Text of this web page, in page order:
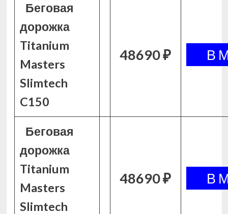
Беговая
дорожка
Titanium
Masters
Slimtech
C150
48690 ₽
Беговая
дорожка
Titanium
Masters
Slimtech
48690 ₽